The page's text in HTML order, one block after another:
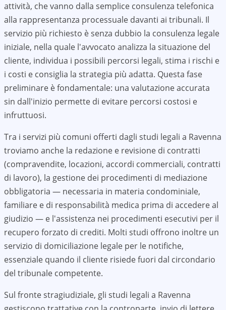
attività, che vanno dalla semplice consulenza telefonica
alla rappresentanza processuale davanti ai tribunali. Il
servizio più richiesto è senza dubbio la consulenza legale
iniziale, nella quale l'avvocato analizza la situazione del
cliente, individua i possibili percorsi legali, stima i rischi e
i costi e consiglia la strategia più adatta. Questa fase
preliminare è fondamentale: una valutazione accurata
sin dall'inizio permette di evitare percorsi costosi e
infruttuosi.
Tra i servizi più comuni offerti dagli studi legali a Ravenna
troviamo anche la redazione e revisione di contratti
(compravendite, locazioni, accordi commerciali, contratti
di lavoro), la gestione dei procedimenti di mediazione
obbligatoria — necessaria in materia condominiale,
familiare e di responsabilità medica prima di accedere al
giudizio — e l'assistenza nei procedimenti esecutivi per il
recupero forzato di crediti. Molti studi offrono inoltre un
servizio di domiciliazione legale per le notifiche,
essenziale quando il cliente risiede fuori dal circondario
del tribunale competente.
Sul fronte stragiudiziale, gli studi legali a Ravenna